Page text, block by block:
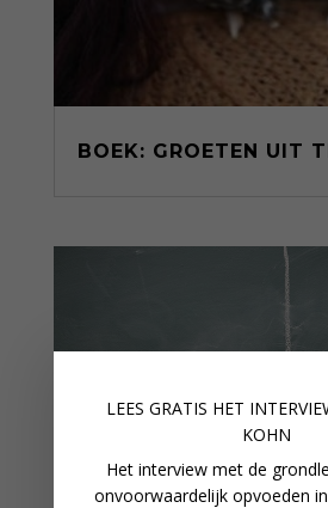
BOEK: GROETEN UIT
LEES GRATIS HET
KOHN
Het interview met de
onvoorwaardelijk opvoeden